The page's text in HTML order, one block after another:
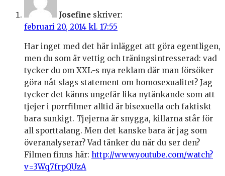
Josefine skriver:
februari 20, 2014 kl. 17:55
Har inget med det här inlägget att göra egentligen,
men du som är vettig och träningsintresserad: vad
tycker du om XXL-s nya reklam där man försöker
göra nåt slags statement om homosexualitet? Jag
tycker det känns ungefär lika nytänkande som att
tjejer i porrfilmer alltid är bisexuella och faktiskt
bara sunkigt. Tjejerna är snygga, killarna står för
all sporttalang. Men det kanske bara är jag som
överanalyserar? Vad tänker du när du ser den?
Filmen finns här: http://www.youtube.com/watch?
v=3Wq7frpQUzA